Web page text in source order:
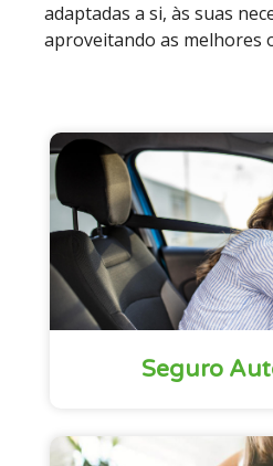
adaptadas a si, às suas
aproveitando as melhores
Seguro